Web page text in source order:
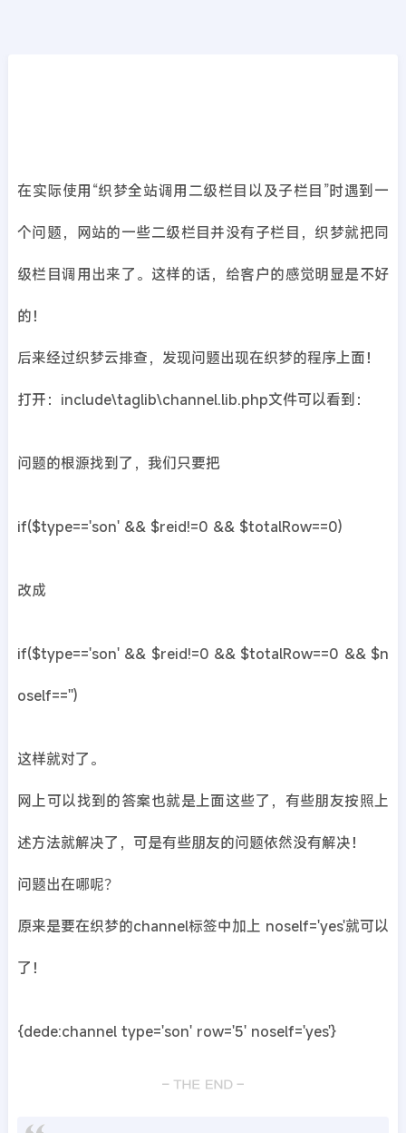
在实际使用“织梦全站调用二级栏目以及子栏目”时遇到一
个问题，网站的一些二级栏目并没有子栏目，织梦就把同
级栏目调用出来了。这样的话，给客户的感觉明显是不好
的！
后来经过织梦云排查，发现问题出现在织梦的程序上面！
打开：include\taglib\channel.lib.php文件可以看到：
问题的根源找到了，我们只要把
if($type=='son' && $reid!=0 && $totalRow==0)
改成
if($type=='son' && $reid!=0 && $totalRow==0 && $n
oself=='')
这样就对了。
网上可以找到的答案也就是上面这些了，有些朋友按照上
述方法就解决了，可是有些朋友的问题依然没有解决！
问题出在哪呢？
原来是要在织梦的channel标签中加上 noself='yes'就可以
了！
{dede:channel type='son' row='5' noself='yes'}